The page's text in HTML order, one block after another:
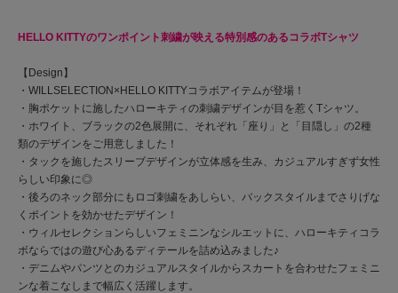
HELLO KITTYのワンポイント刺繍が映える特別感のあるコラボTシャツ
【Design】
・WILLSELECTION×HELLO KITTYコラボアイテムが登場！
・胸ポケットに施したハローキティの刺繍デザインが目を惹くTシャツ。
・ホワイト、ブラックの2色展開に、それぞれ「座り」と「目隠し」の2種
類のデザインをご用意しました！
・タックを施したスリーブデザインが立体感を生み、カジュアルすぎず女性
らしい印象に◎
・後ろのネック部分にもロゴ刺繍をあしらい、バックスタイルまでさりげな
くポイントを効かせたデザイン！
・ウィルセレクションらしいフェミニンなシルエットに、ハローキティコラ
ボならではの遊び心あるディテールを詰め込みました♪
・デニムやパンツとのカジュアルスタイルからスカートを合わせたフェミニ
ンな着こなしまで幅広く活躍します。